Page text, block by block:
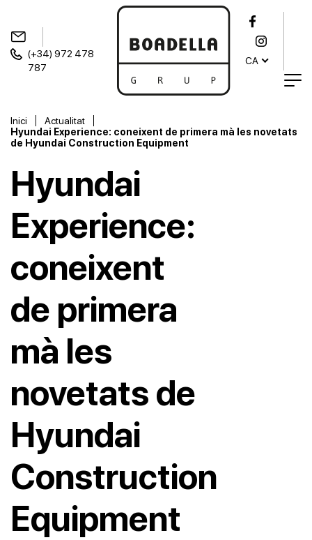
(+34) 972 478
787
CA
Inici
Actualitat
Hyundai Experience: coneixent de primera mà les novetats
de Hyundai Construction Equipment
Hyundai
Experience:
coneixent
de primera
mà les
novetats de
Hyundai
Construction
Equipment